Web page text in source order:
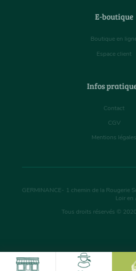
E-boutique
Boutique en
Espace client
Infos
Contact
CGV
Mentions légales
GERMINANCE- 1 chemin de la Rougerie
Loir en
Tous droits réservés ©